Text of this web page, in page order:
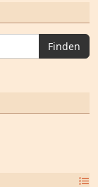
Finden